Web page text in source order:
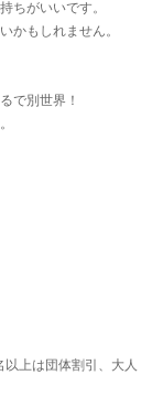
ちがいいです。
かもしれません。
で別世界！
上は団体割引、大人